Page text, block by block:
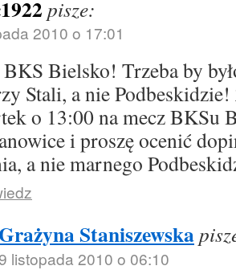
pisze:
2010 o 17:01
Bielsko! Trzeba by
Stali, a nie
o 13:00 na mecz BKSu
i proszę ocenić
a nie marnego
Grażyna Staniszewska
listopada 2010 o 06:10